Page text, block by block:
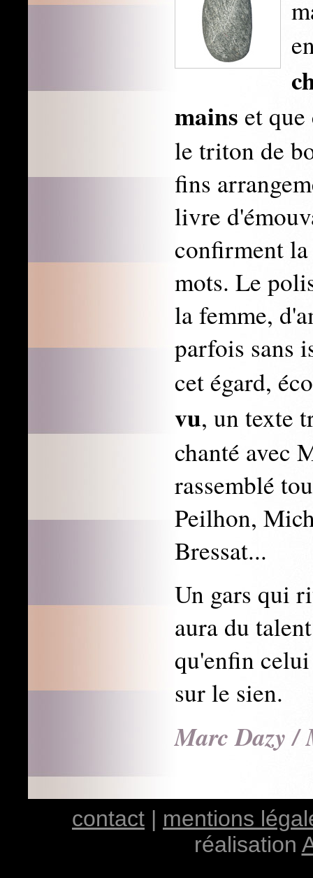
mains et
le triton de
fins
livre
confirment
mots. Le
la femme,
parfois sans
cet égard,
vu, un texte
chanté avec
rassemblé
Peilhon,
Bressat...
Un gars qui
aura du
qu'enfin celui
sur le sien.
Marc Dazy /
contact | mentions
réalisation